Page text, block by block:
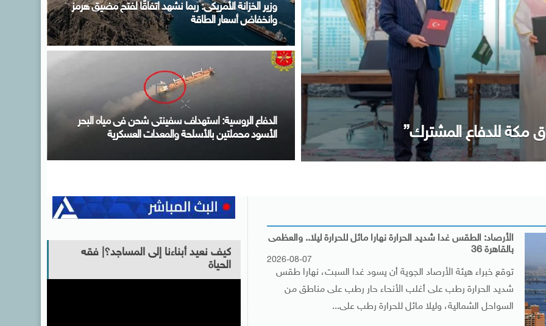
ختام زيارته لمصر
وزير الخارجية يسلم رسالة خطية من الرئيس السيسى إلى
الرئيس التشادى
مكتب التنسيق: الأحد المقبل آخر موعد لتسجيل رغبات
المرحلة الأولى للتنسيق الإلكترونى ولا مد لفترة التسجيل
الأرصاد: الطقس غدا شديد الحرارة نهارا مائل للحرارة ليلا.. والعظمى
بالقاهرة 36
2026-08-07
توقع خبراء هيئة الأرصاد الجوية أن يسود غدا السبت، نهارا طقس
شديد الحرارة رطب على أغلب الأنحاء حار رطب على مناطق من
السواحل الشمالية، وليلا مائل للحرارة رطب على...
كيف نعيد أبناءنا إلى المساجد؟| فقه
الحياة